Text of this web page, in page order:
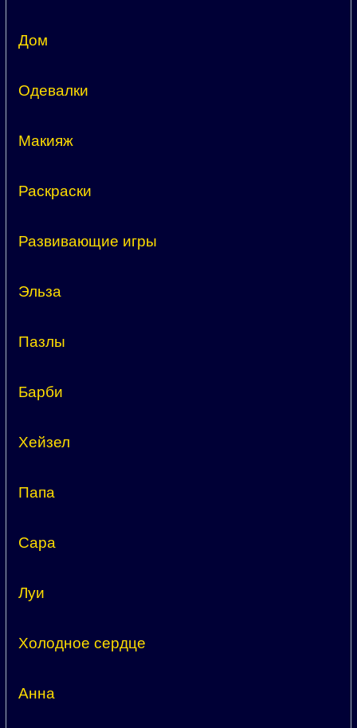
Дом
Одевалки
Макияж
Раскраски
Развивающие игры
Эльза
Пазлы
Барби
Хейзел
Папа
Сара
Луи
Холодное сердце
Анна